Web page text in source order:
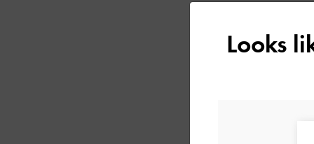
Looks